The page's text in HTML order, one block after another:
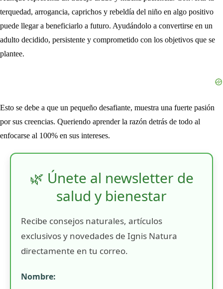
terquedad, arrogancia, caprichos y rebeldía del niño en algo positivo
puede llegar a beneficiarlo a futuro. Ayudándolo a convertirse en un
adulto decidido, persistente y comprometido con los objetivos que se
plantee.
Esto se debe a que un pequeño desafiante, muestra una fuerte pasión
por sus creencias. Queriendo aprender la razón detrás de todo al
enfocarse al 100% en sus intereses.
🌿 Únete al newsletter de
salud y bienestar
Recibe consejos naturales, artículos
exclusivos y novedades de Ignis Natura
directamente en tu correo.
Nombre: